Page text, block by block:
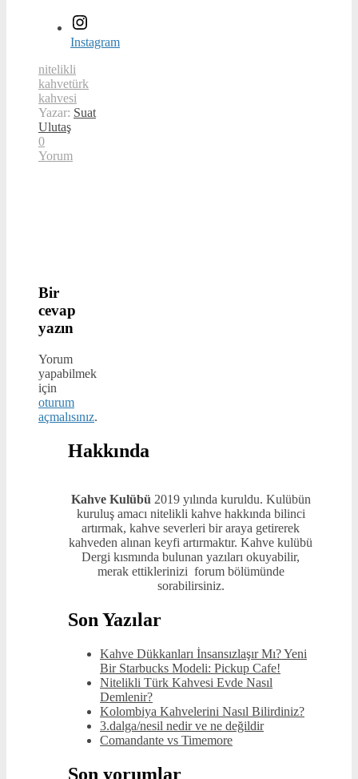
Instagram
nitelikli
kahvetürk
kahvesi
Yazar: Suat
Ulutaş
0
Yorum
Bir
cevap
yazın
Yorum
yapabilmek
için
oturum
açmalısınız.
Hakkında
Kahve Kulübü 2019 yılında kuruldu. Kulübün
kuruluş amacı nitelikli kahve hakkında bilinci
artırmak, kahve severleri bir araya getirerek
kahveden alınan keyfi artırmaktır. Kahve kulübü
Dergi kısmında bulunan yazıları okuyabilir,
merak ettiklerinizi forum bölümünde
sorabilirsiniz.
Son Yazılar
Kahve Dükkanları İnsansızlaşır Mı? Yeni
Bir Starbucks Modeli: Pickup Cafe!
Nitelikli Türk Kahvesi Evde Nasıl
Demlenir?
Kolombiya Kahvelerini Nasıl Bilirdiniz?
3.dalga/nesil nedir ve ne değildir
Comandante vs Timemore
Son yorumlar